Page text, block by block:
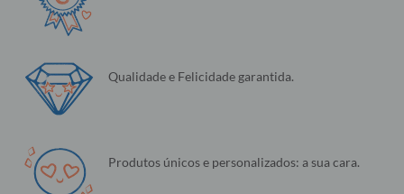
Qualidade e Felicidade garantida.
Produtos únicos e personalizados: a sua cara.